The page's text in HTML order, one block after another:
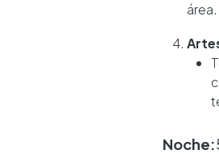
área.
Noche: